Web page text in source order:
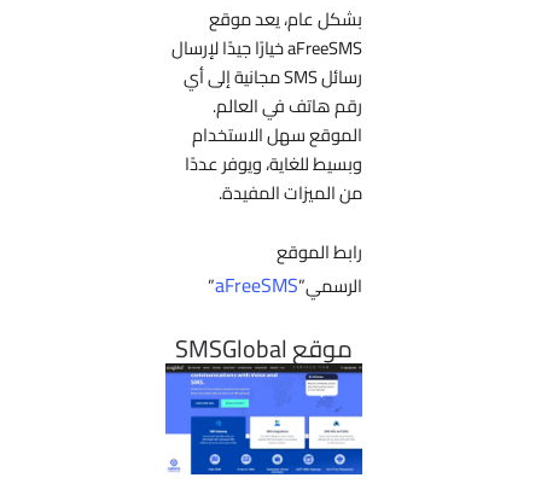
بشكل عام، يعد موقع
aFreeSMS خيارًا جيدًا لإرسال
رسائل SMS مجانية إلى أي
رقم هاتف في العالم.
الموقع سهل الاستخدام
وبسيط للغاية، ويوفر عددًا
من الميزات المفيدة.
رابط الموقع
الرسمي”aFreeSMS
”
موقع SMSGlobal